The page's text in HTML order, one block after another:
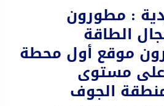
: مطورون
الطاقة
موقع أول محطة
على مستوى
الجوف